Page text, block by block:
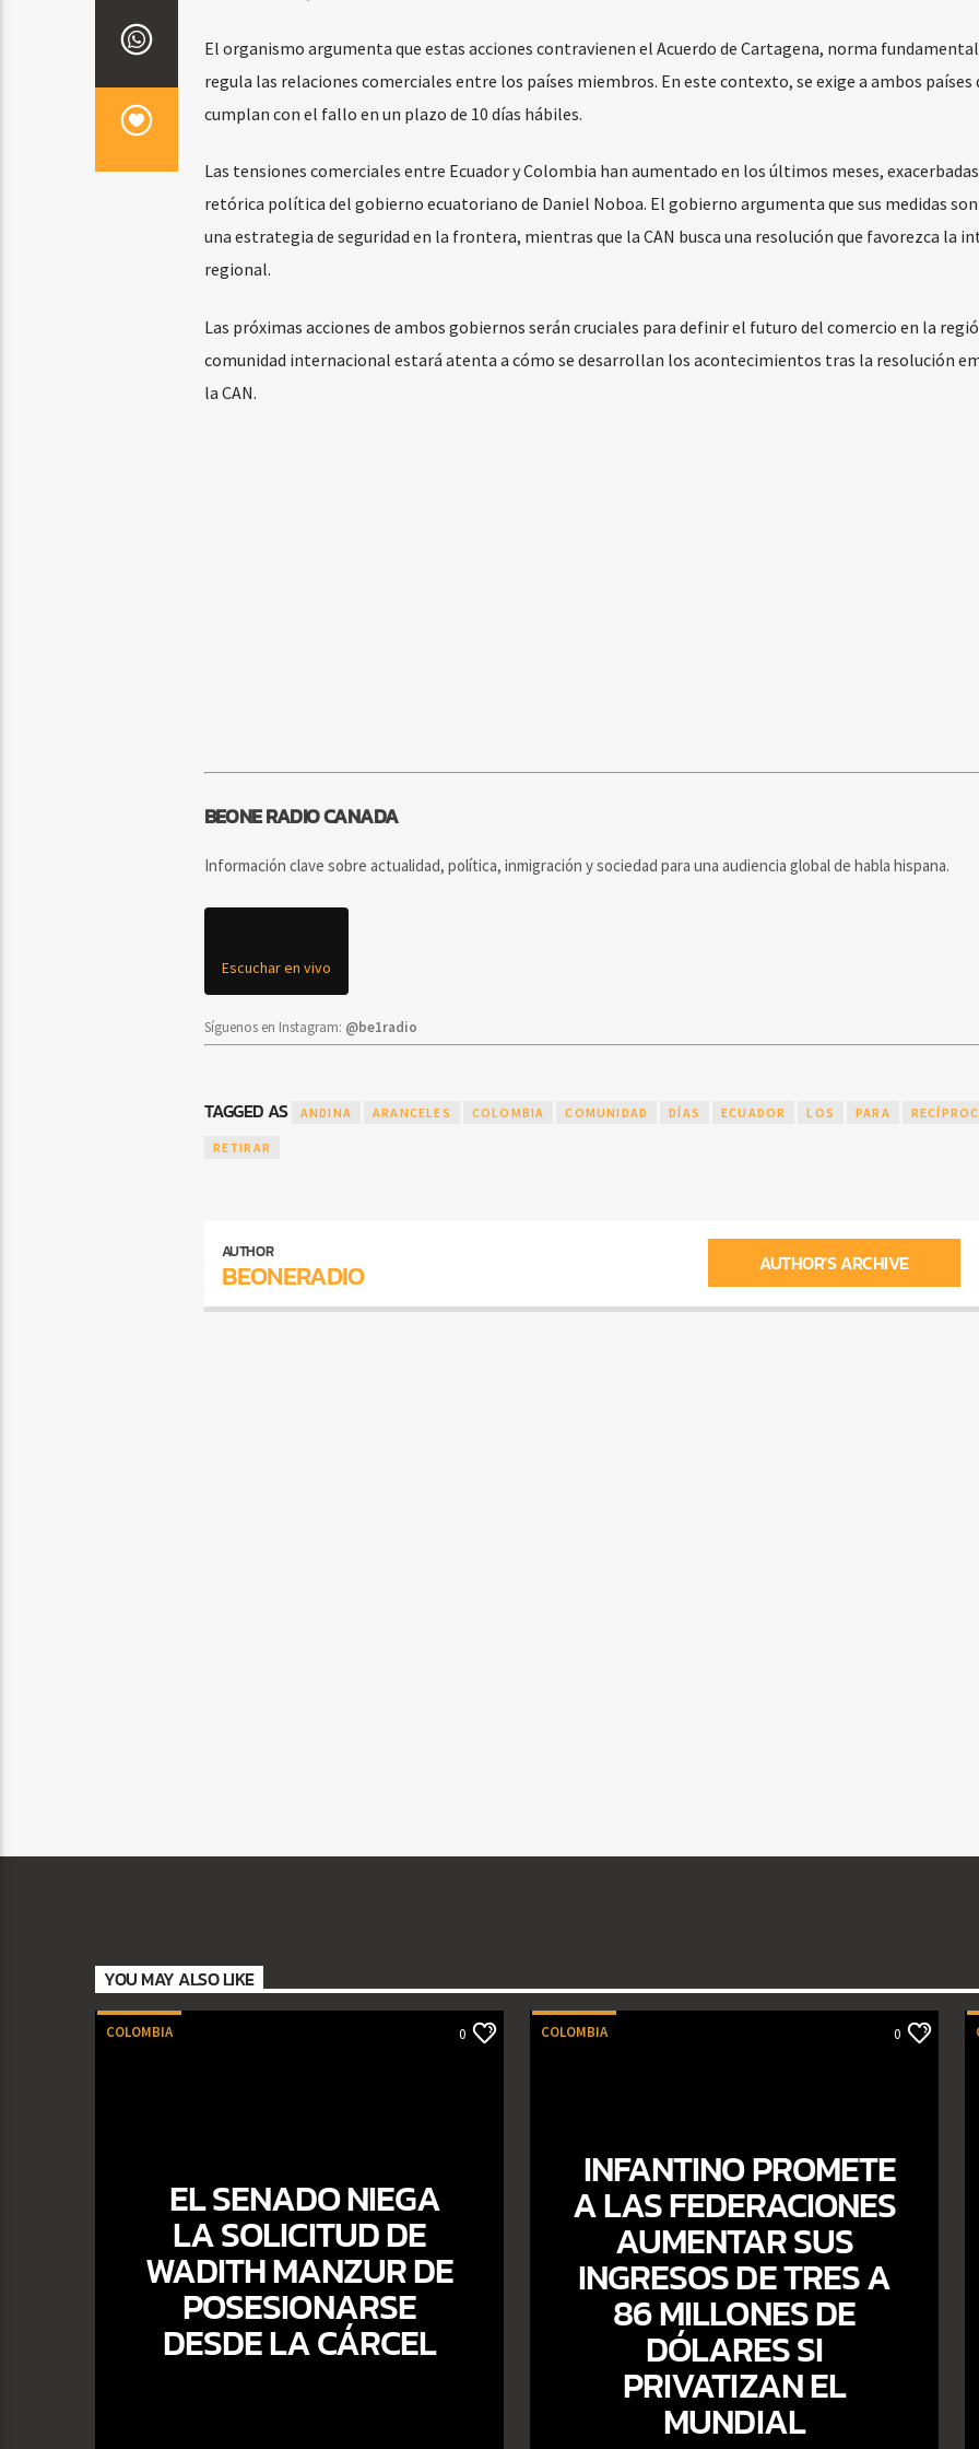
El organismo argumenta que estas acciones contravienen el Acuerdo de Cartagena, norma
regula las relaciones comerciales entre los países miembros. En este contexto, se exige a ambos países
cumplan con el fallo en un plazo de 10 días hábiles.
Las tensiones comerciales entre Ecuador y Colombia han aumentado en los últimos meses,
retórica política del gobierno ecuatoriano de Daniel Noboa. El gobierno argumenta que sus medidas
una estrategia de seguridad en la frontera, mientras que la CAN busca una resolución que favorezca la
regional.
Las próximas acciones de ambos gobiernos serán cruciales para definir el futuro del comercio en la
comunidad internacional estará atenta a cómo se desarrollan los acontecimientos tras la resolución
la CAN.
BEONE RADIO CANADA
Información clave sobre actualidad, política, inmigración y sociedad para una audiencia global de habla hispana.
Escuchar en vivo
Síguenos en Instagram: @be1radio
TAGGED AS ANDINA ARANCELES COLOMBIA COMUNIDAD DÍAS ECUADOR LOS PARA
RETIRAR
AUTHOR
BEONERADIO AUTHOR'S ARCHIVE
YOU MAY ALSO LIKE
COLOMBIA 0
EL SENADO NIEGA
LA SOLICITUD DE
WADITH MANZUR DE
POSESIONARSE
DESDE LA CÁRCEL
COLOMBIA 0
INFANTINO PROMETE
A LAS FEDERACIONES
AUMENTAR SUS
INGRESOS DE TRES A
86 MILLONES DE
DÓLARES SI
PRIVATIZAN EL
MUNDIAL